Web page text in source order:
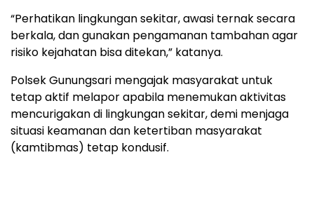
“Perhatikan lingkungan sekitar, awasi ternak secara
berkala, dan gunakan pengamanan tambahan agar
risiko kejahatan bisa ditekan,” katanya.
Polsek Gunungsari mengajak masyarakat untuk
tetap aktif melapor apabila menemukan aktivitas
mencurigakan di lingkungan sekitar, demi menjaga
situasi keamanan dan ketertiban masyarakat
(kamtibmas) tetap kondusif.